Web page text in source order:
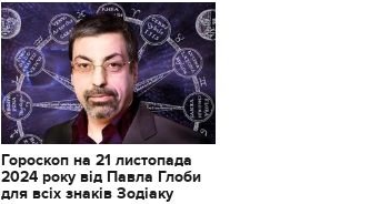
Гороскоп на 21 листопада
2024 року від Павла Глоби
для всіх знаків Зодіаку